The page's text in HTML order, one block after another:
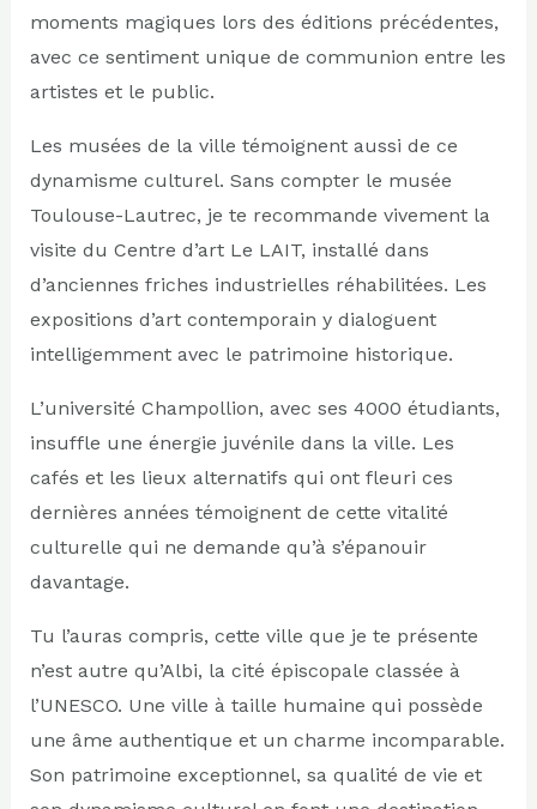
moments magiques lors des éditions précédentes,
avec ce sentiment unique de communion entre les
artistes et le public.
Les musées de la ville témoignent aussi de ce
dynamisme culturel. Sans compter le musée
Toulouse-Lautrec, je te recommande vivement la
visite du Centre d’art Le LAIT, installé dans
d’anciennes friches industrielles réhabilitées. Les
expositions d’art contemporain y dialoguent
intelligemment avec le patrimoine historique.
L’université Champollion, avec ses 4000 étudiants,
insuffle une énergie juvénile dans la ville. Les
cafés et les lieux alternatifs qui ont fleuri ces
dernières années témoignent de cette vitalité
culturelle qui ne demande qu’à s’épanouir
davantage.
Tu l’auras compris, cette ville que je te présente
n’est autre qu’Albi, la cité épiscopale classée à
l’UNESCO. Une ville à taille humaine qui possède
une âme authentique et un charme incomparable.
Son patrimoine exceptionnel, sa qualité de vie et